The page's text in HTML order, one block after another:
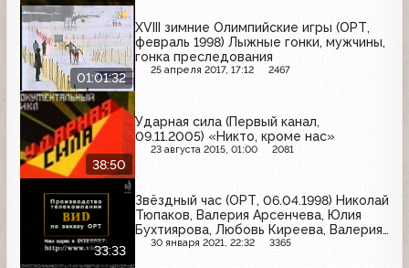
01:01:32
XVIII зимние Олимпийские игры (ОРТ,
февраль 1998) Лыжные гонки, мужчины,
гонка преследования
25 апреля 2017, 17:12 2467
38:50
Ударная сила (Первый канал,
09.11.2005) «Никто, кроме нас»
23 августа 2015, 01:00 2081
33:33
Звёздный час (ОРТ, 06.04.1998) Николай
Тюпаков, Валерия Арсенчева, Юлия
Бухтиярова, Любовь Киреева, Валерия
Прохорова, Ирина Чурилова
30 января 2021, 22:32 3365